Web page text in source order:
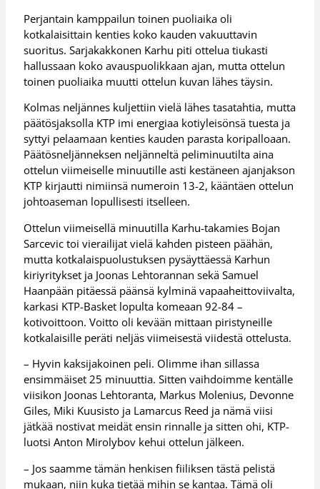
Perjantain kamppailun toinen puoliaika oli
kotkalaisittain kenties koko kauden vakuuttavin
suoritus. Sarjakakkonen Karhu piti ottelua tiukasti
hallussaan koko avauspuolikkaan ajan, mutta ottelun
toinen puoliaika muutti ottelun kuvan lähes täysin.
Kolmas neljännes kuljettiin vielä lähes tasatahtia, mutta
päätösjaksolla KTP imi energiaa kotiyleisönsä tuesta ja
syttyi pelaamaan kenties kauden parasta koripalloaan.
Päätösneljänneksen neljänneltä peliminuutilta aina
ottelun viimeiselle minuutille asti kestäneen ajanjakson
KTP kirjautti nimiinsä numeroin 13-2, kääntäen ottelun
johtoaseman lopullisesti itselleen.
Ottelun viimeisellä minuutilla Karhu-takamies Bojan
Sarcevic toi vierailijat vielä kahden pisteen päähän,
mutta kotkalaispuolustuksen pysäyttäessä Karhun
kiriyritykset ja Joonas Lehtorannan sekä Samuel
Haanpään pitäessä päänsä kylminä vapaaheittoviivalta,
karkasi KTP-Basket lopulta komeaan 92-84 –
kotivoittoon. Voitto oli kevään mittaan piristyneille
kotkalaisille peräti neljäs viimeisestä viidestä ottelusta.
– Hyvin kaksijakoinen peli. Olimme ihan sillassa
ensimmäiset 25 minuuttia. Sitten vaihdoimme kentälle
viisikon Joonas Lehtoranta, Markus Molenius, Devonne
Giles, Miki Kuusisto ja Lamarcus Reed ja nämä viisi
jätkää nostivat meidät ensin rinnalle ja sitten ohi, KTP-
luotsi Anton Mirolybov kehui ottelun jälkeen.
– Jos saamme tämän henkisen fiiliksen tästä pelistä
mukaan, niin kuka tietää mihin se kantaa. Tämä oli